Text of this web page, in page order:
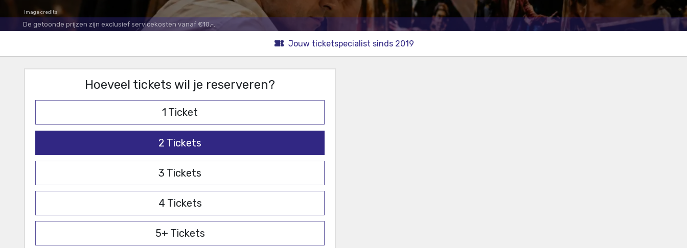
Image credits
De getoonde prijzen zijn exclusief servicekosten vanaf €10,-.
Jouw ticketspecialist sinds 2019
Hoeveel tickets wil je reserveren?
1 Ticket
2 Tickets
3 Tickets
4 Tickets
5+ Tickets